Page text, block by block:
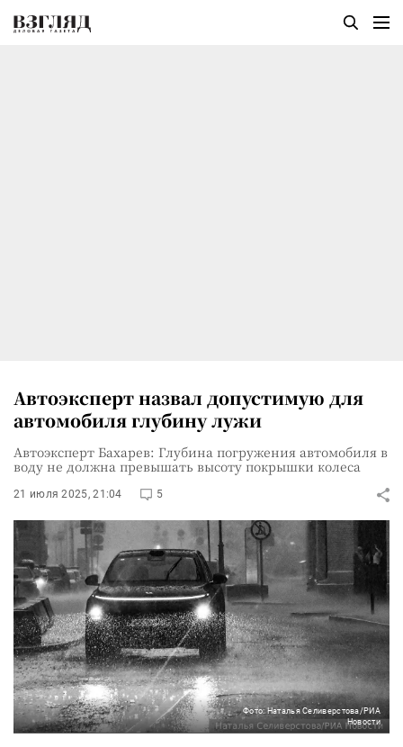
Автоэксперт назвал допустимую для
автомобиля глубину лужи
Автоэксперт Бахарев: Глубина погружения автомобиля в
воду не должна превышать высоту покрышки колеса
21 июля 2025, 21:04 5
Фото: Наталья Селиверстова/РИА
Новости